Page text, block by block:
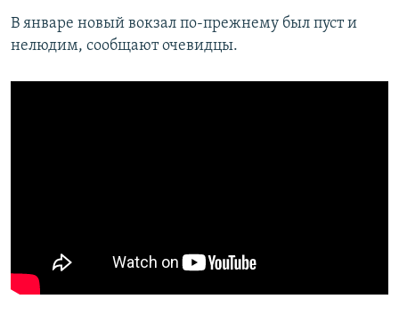
В январе новый вокзал по-прежнему был пуст и
нелюдим, сообщают очевидцы.